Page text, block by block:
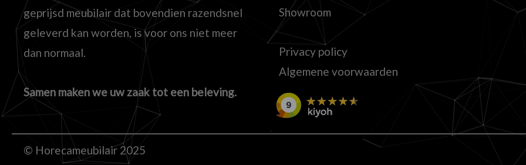
geprijsd meubilair dat bovendien razendsnel
geleverd kan worden, is voor ons niet meer
dan normaal.
Samen maken we uw zaak tot een beleving.
Showroom
Privacy policy
Algemene voorwaarden
© Horecameubilair 2025